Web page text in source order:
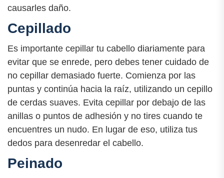
causarles daño.
Cepillado
Es importante cepillar tu cabello diariamente para
evitar que se enrede, pero debes tener cuidado de
no cepillar demasiado fuerte. Comienza por las
puntas y continúa hacia la raíz, utilizando un cepillo
de cerdas suaves. Evita cepillar por debajo de las
anillas o puntos de adhesión y no tires cuando te
encuentres un nudo. En lugar de eso, utiliza tus
dedos para desenredar el cabello.
Peinado